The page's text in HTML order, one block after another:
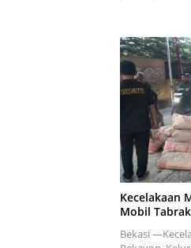
Kecelakaan
Mobil
Bekasi